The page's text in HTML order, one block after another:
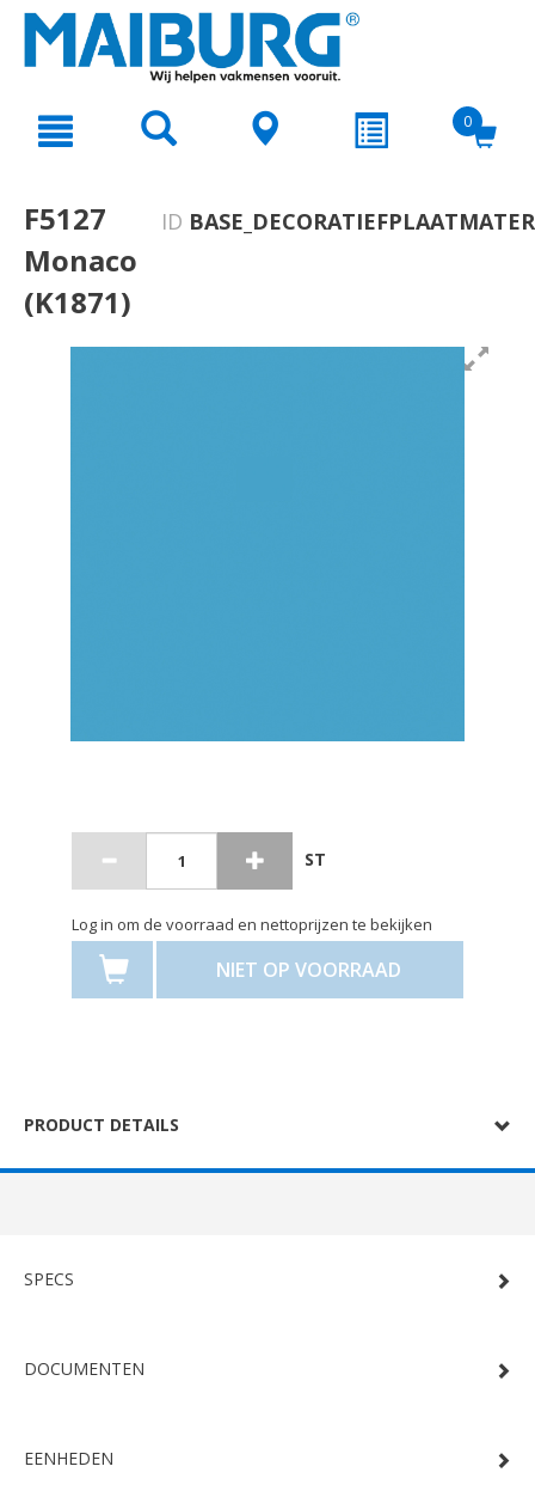
text.skipToNavigation
0
F5127
Monaco
(K1871)
ID
ST
Log in om de voorraad en nettoprijzen te bekijken
NIET OP VOORRAAD
PRODUCT DETAILS
SPECS
DOCUMENTEN
EENHEDEN